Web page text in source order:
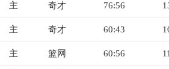
主 奇才 76:56
主 奇才 60:43
主 篮网 60:56